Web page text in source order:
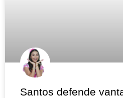
Santos defende